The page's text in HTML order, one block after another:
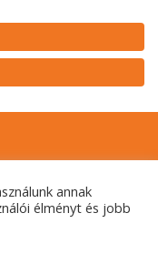
annak
élményt és jobb